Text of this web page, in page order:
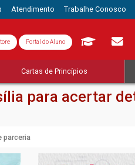
Atendimento Trabalhe Conosco
Portal do Aluno
Cartas de Princípios
para acertar
parceria